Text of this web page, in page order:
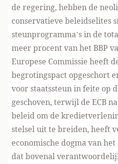
de regering, hebben de
conservatieve beleidselites
steunprogramma’s in de
meer procent van het BBP
Europese Commissie heeft
begrotingspact opgeschort
voor staatssteun in feite op
geschoven, terwijl de ECB
beleid om de
stelsel uit te breiden, heeft
economische dogma van
dat bovenal